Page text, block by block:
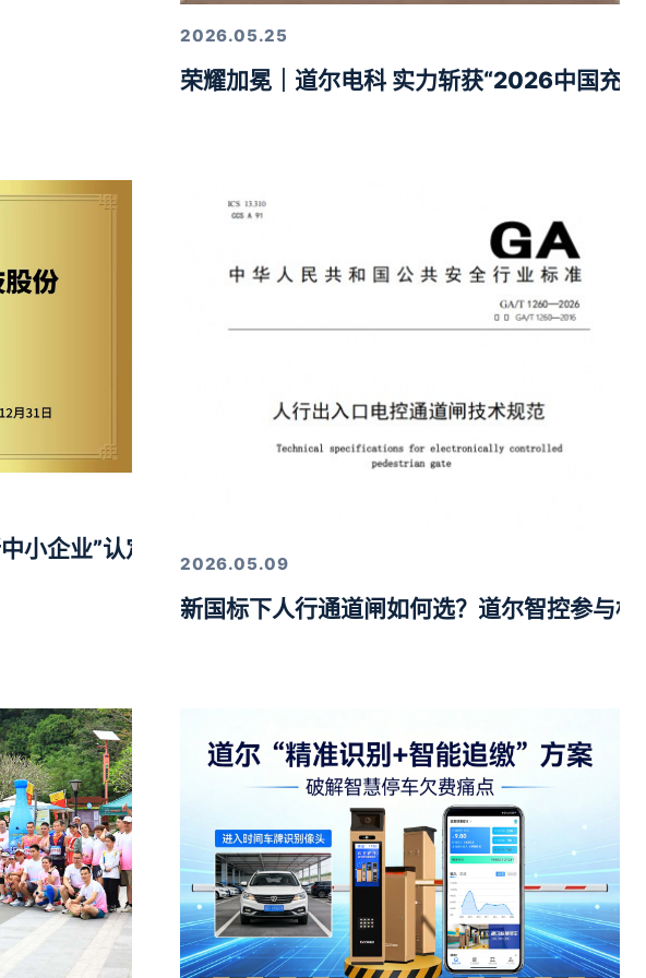
2026.05.25
荣耀加冕｜道尔电科 实力斩获“2026中国充
小企业”认定，以硬核技术筑牢行业标杆
2026.05.09
新国标下人行通道闸如何选？道尔智控参与